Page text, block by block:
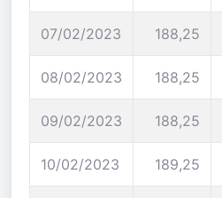
07/02/2023 188,25
08/02/2023 188,25
09/02/2023 188,25
10/02/2023 189,25